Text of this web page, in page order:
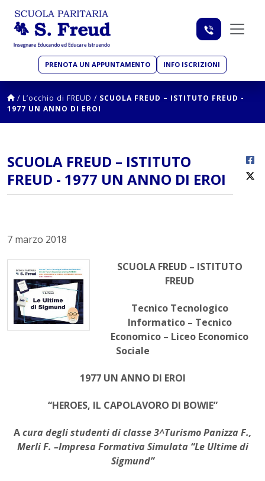
PRENOTA UN APPUNTAMENTO INFO ISCRIZIONI
/ L’occhio di FREUD / SCUOLA FREUD – ISTITUTO FREUD -
1977 UN ANNO DI EROI
SCUOLA FREUD – ISTITUTO
FREUD - 1977 UN ANNO DI EROI
7 marzo 2018
SCUOLA FREUD – ISTITUTO
FREUD
Tecnico Tecnologico
Informatico – Tecnico
Economico – Liceo Economico
Sociale
1977 UN ANNO DI EROI
“HEROES, IL CAPOLAVORO DI BOWIE”
Acura degli studenti di classe 3^Turismo Panizza F.,
Merli F. –Impresa Formativa Simulata “Le Ultime di
Sigmund”